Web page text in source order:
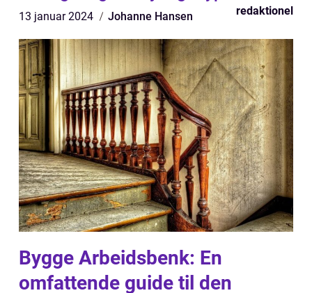
13 januar 2024 Johanne Hansen redaktionel
Bygge Arbeidsbenk: En
omfattende guide til den